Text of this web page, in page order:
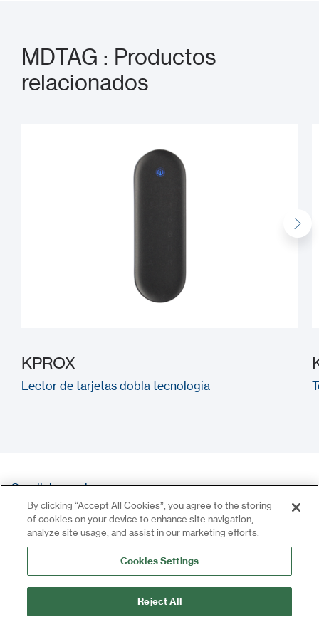
MDTAG : Productos
relacionados
KPROX
Lector de tarjetas dobla tecnología
Condiciones de uso
Política de privacidad
Contacto
Iniciar sesión
By clicking “Accept All Cookies”, you agree to the storing
of cookies on your device to enhance site navigation,
analyze site usage, and assist in our marketing efforts.
Cookies Settings
Reject All